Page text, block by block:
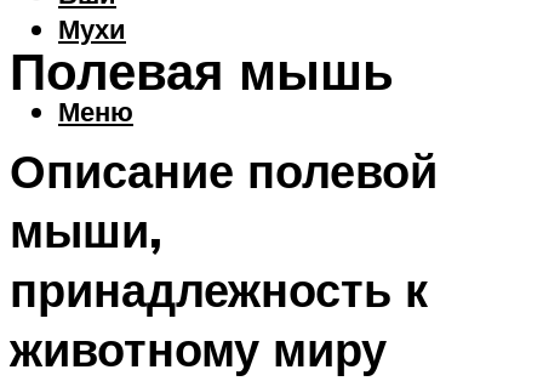
Мухи
Меню
Полевая мышь
Описание полевой
мыши,
принадлежность к
животному миру